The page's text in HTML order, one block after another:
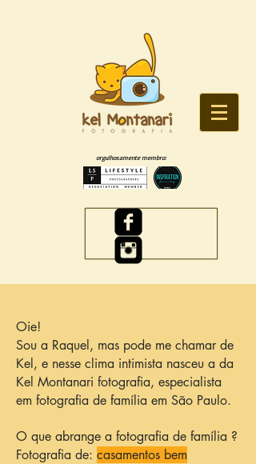
orgulhosamente membro:
Oie!
Sou a Raquel, mas pode me chamar de
Kel, e nesse clima intimista nasceu a da
Kel Montanari fotografia, especialista
em fotografia de família em São Paulo.
O que abrange a fotografia de família ?
Fotografia de: casamentos bem